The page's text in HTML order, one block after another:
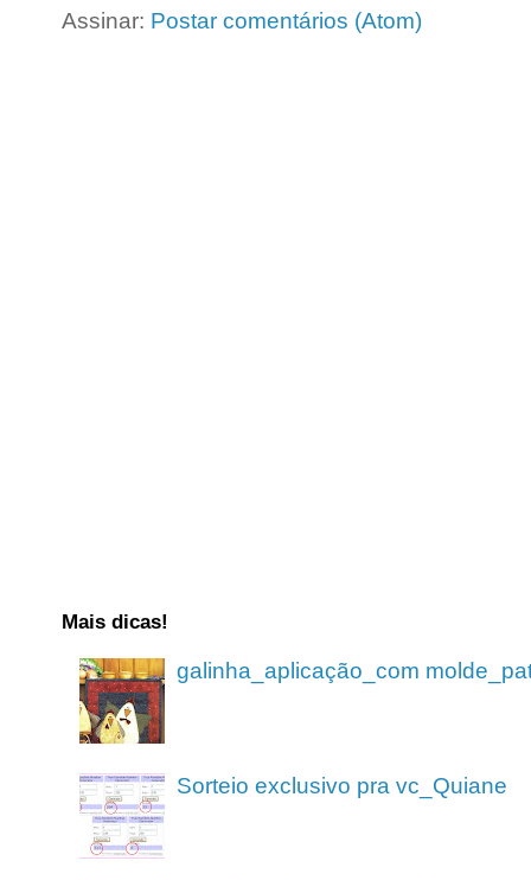
Assinar: Postar comentários (Atom)
Mais dicas!
galinha_aplicação_com
Sorteio exclusivo pra vc_Quiane